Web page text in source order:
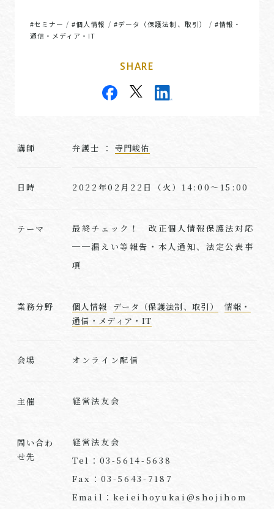
#セミナー /#個人情報 / #データ（保護法制、取引） /#情報・
通信・メディア・IT
SHARE
講師 弁護士 ： 寺門峻佑
日時 2022年02月22日（火）14:00～15:00
テーマ
最終チェック！ 改正個人情報保護法対応
──漏えい等報告・本人通知、法定公表事
項
業務分野 個人情報 データ（保護法制、取引）
情報・
通信・メディア・IT
会場 オンライン配信
主催 経営法友会
問い合わ
せ先
経営法友会
Tel：03-5614-5638
Fax：03-5643-7187
Email：keieihoyukai@shojihom